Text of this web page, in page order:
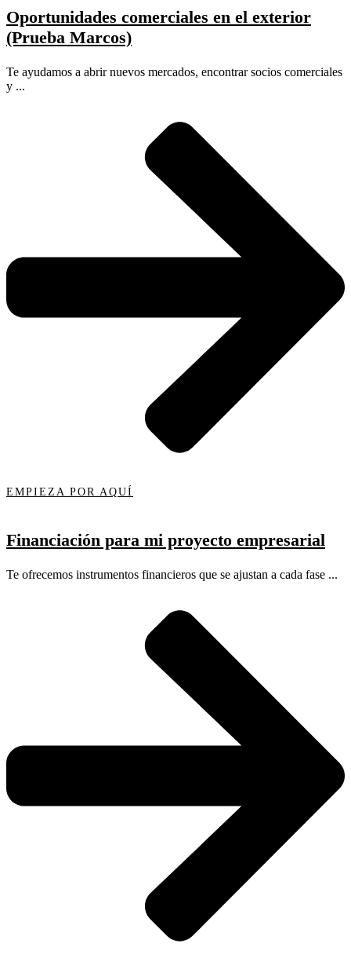
Oportunidades comerciales en el exterior
(Prueba Marcos)
Te ayudamos a abrir nuevos mercados, encontrar socios comerciales
y ...
EMPIEZA POR AQUÍ
Financiación para mi proyecto empresarial
Te ofrecemos instrumentos financieros que se ajustan a cada fase ...